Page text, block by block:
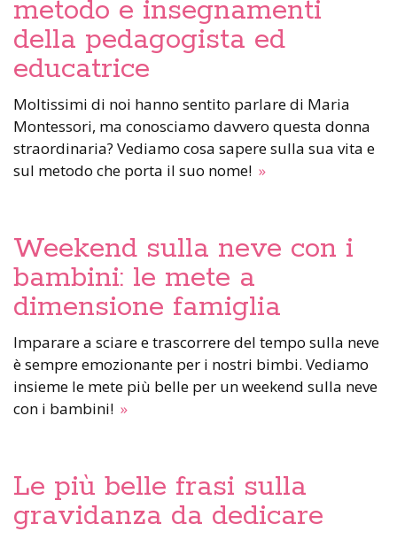
metodo e insegnamenti
della pedagogista ed
educatrice
Moltissimi di noi hanno sentito parlare di Maria
Montessori, ma conosciamo davvero questa donna
straordinaria? Vediamo cosa sapere sulla sua vita e
sul metodo che porta il suo nome! »
Weekend sulla neve con i
bambini: le mete a
dimensione famiglia
Imparare a sciare e trascorrere del tempo sulla neve
è sempre emozionante per i nostri bimbi. Vediamo
insieme le mete più belle per un weekend sulla neve
con i bambini! »
Le più belle frasi sulla
gravidanza da dedicare